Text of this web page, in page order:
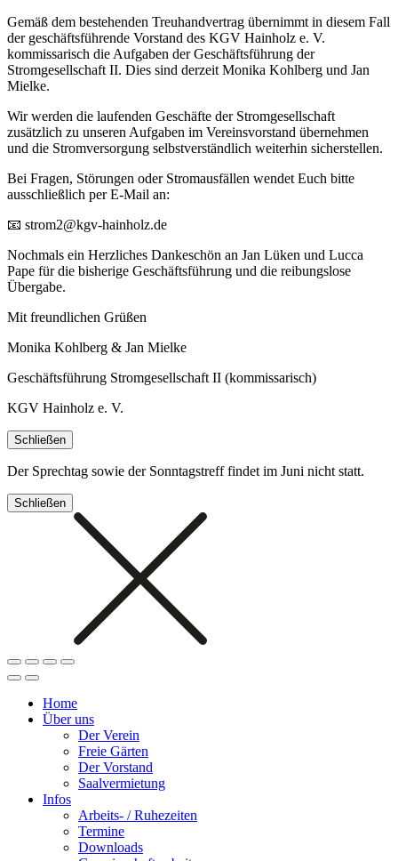
Gemäß dem bestehenden Treuhandvertrag übernimmt in diesem Fall
der geschäftsführende Vorstand des KGV Hainholz e. V.
kommissarisch die Aufgaben der Geschäftsführung der
Stromgesellschaft II. Dies sind derzeit Monika Kohlberg und Jan
Mielke.
Wir werden die laufenden Geschäfte der Stromgesellschaft
zusätzlich zu unseren Aufgaben im Vereinsvorstand übernehmen
und die Stromversorgung selbstverständlich weiterhin sicherstellen.
Bei Fragen, Störungen oder Stromausfällen wendet Euch bitte
ausschließlich per E-Mail an:
📧 strom2@kgv-hainholz.de
Nochmals ein Herzliches Dankeschön an Jan Lüken und Lucca
Pape für die bisherige Geschäftsführung und die reibungslose
Übergabe.
Mit freundlichen Grüßen
Monika Kohlberg & Jan Mielke
Geschäftsführung Stromgesellschaft II (kommissarisch)
KGV Hainholz e. V.
Schließen
Der Sprechtag sowie der Sonntagstreff findet im Juni nicht statt.
Schließen
Home
Über uns
Der Verein
Freie Gärten
Der Vorstand
Saalvermietung
Infos
Arbeits- / Ruhezeiten
Termine
Downloads